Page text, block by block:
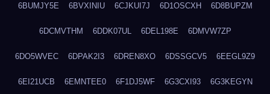
6BUMJY5E 6BVXINIU 6CJKUI7J 6D1OSCXH 6D8BUPZM
6DCMVTHM 6DDK07UL 6DEL198E 6DMVW7ZP
6DO5WVEC 6DPAK2I3 6DREN8XO 6DSSGCV5 6EEGL9Z9
6EI21UCB 6EMNTEE0 6F1DJ5WF 6G3CXI93 6G3KEGYN